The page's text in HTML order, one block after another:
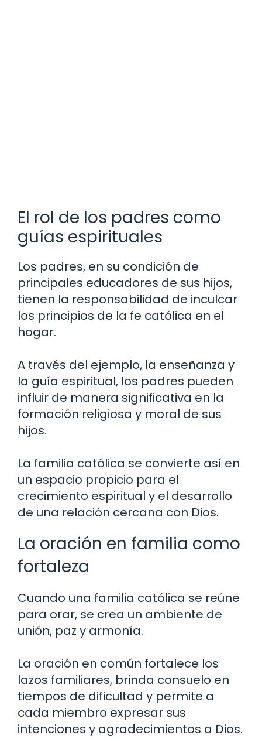
El rol de los padres como
guías espirituales
Los padres, en su condición de
principales educadores de sus hijos,
tienen la responsabilidad de inculcar
los principios de la fe católica en el
hogar.
A través del ejemplo, la enseñanza y
la guía espiritual, los padres pueden
influir de manera significativa en la
formación religiosa y moral de sus
hijos.
La familia católica se convierte así en
un espacio propicio para el
crecimiento espiritual y el desarrollo
de una relación cercana con Dios.
La oración en familia como
fortaleza
Cuando una familia católica se reúne
para orar, se crea un ambiente de
unión, paz y armonía.
La oración en común fortalece los
lazos familiares, brinda consuelo en
tiempos de dificultad y permite a
cada miembro expresar sus
intenciones y agradecimientos a Dios.